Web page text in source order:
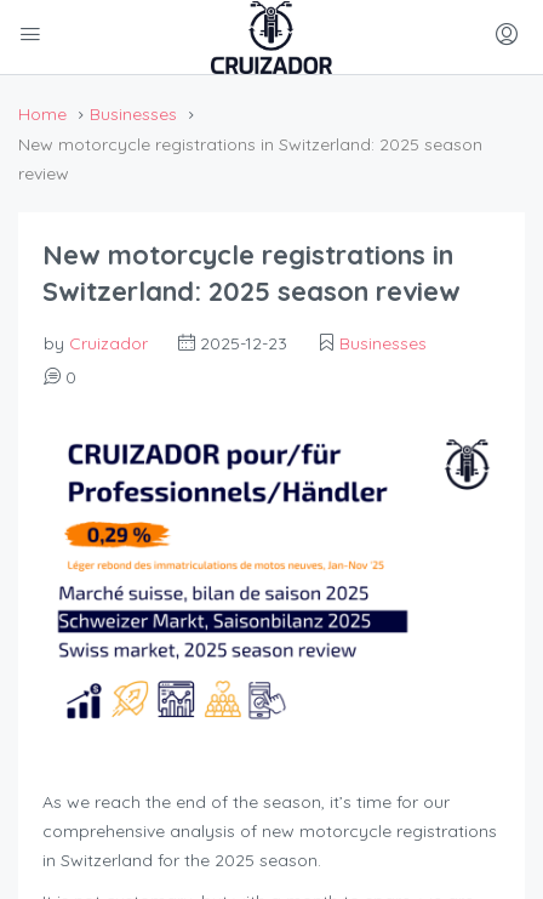
Home
Businesses
New motorcycle registrations in Switzerland: 2025 season
review
New motorcycle registrations in
Switzerland: 2025 season review
by Cruizador 2025-12-23
Businesses
0
As we reach the end of the season, it’s time for our
comprehensive analysis of new motorcycle registrations
in Switzerland for the 2025 season.